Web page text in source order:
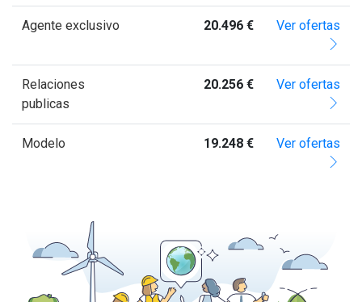
Agente exclusivo 20.496 € Ver ofertas
Relaciones
publicas
20.256 € Ver ofertas
Modelo 19.248 € Ver ofertas